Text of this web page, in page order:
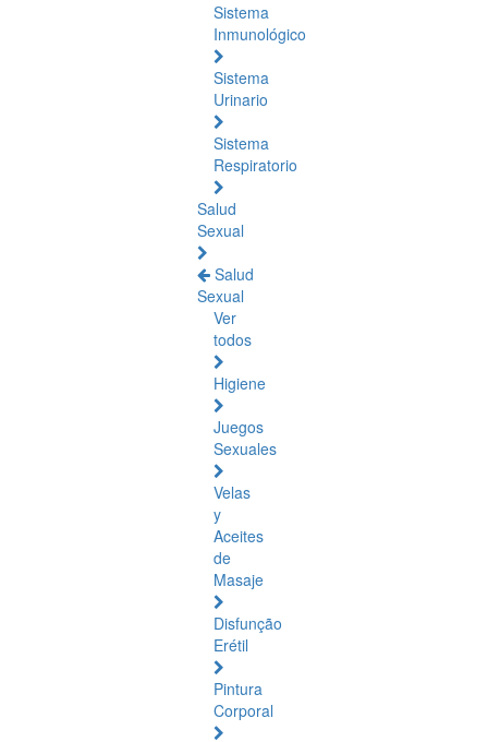
Sistema
Inmunológico
Sistema
Urinario
Sistema
Respiratorio
Salud
Sexual
Salud
Sexual
Ver
todos
Higiene
Juegos
Sexuales
Velas
y
Aceites
de
Masaje
Disfunção
Erétil
Pintura
Corporal